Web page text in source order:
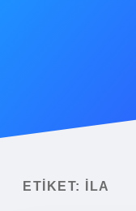
Yasal Uyarı
ETIKET: ILA